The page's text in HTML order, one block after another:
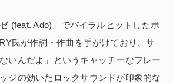
(feat. Ado)」でバイラルヒットしたボ
氏が作詞・作曲を手がけており、サ
いんだよ」というキャッチーなフレー
ジの効いたロックサウンドが印象的な